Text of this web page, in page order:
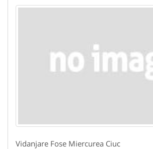
Vidanjare Fose Miercurea Ciuc